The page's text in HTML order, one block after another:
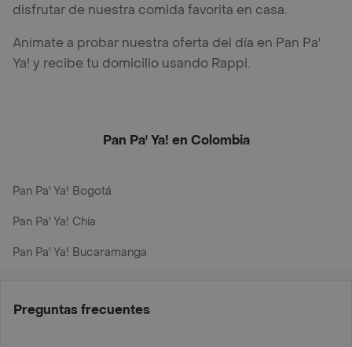
disfrutar de nuestra comida favorita en casa.
Anímate a probar nuestra oferta del día en Pan Pa'
Ya! y recibe tu domicilio usando Rappi.
Pan Pa' Ya! en Colombia
Pan Pa' Ya! Bogotá
Pan Pa' Ya! Chía
Pan Pa' Ya! Bucaramanga
Preguntas frecuentes